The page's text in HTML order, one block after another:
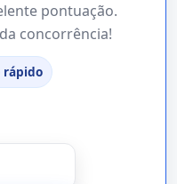
pontuação.
concorrência!
rápido